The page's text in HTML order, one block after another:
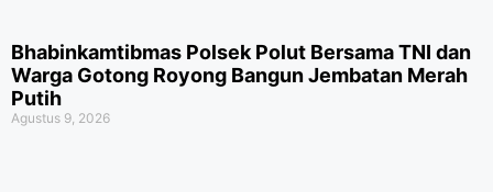
Bhabinkamtibmas Polsek Polut Bersama TNI dan
Warga Gotong Royong Bangun Jembatan Merah
Putih
Agustus 9, 2026